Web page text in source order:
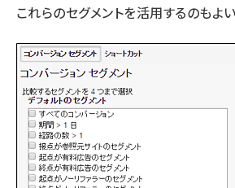
これらのセグメントを活用するのもよい